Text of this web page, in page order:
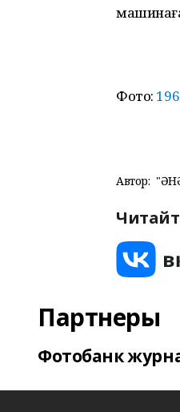
Фото:
Автор:
Партнеры
Фотобанк